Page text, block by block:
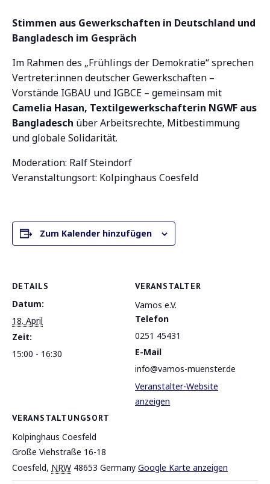
Stimmen aus Gewerkschaften in Deutschland und
Bangladesch im Gespräch
Im Rahmen des „Frühlings der Demokratie“ sprechen
Vertreter:innen deutscher Gewerkschaften –
Vorstände IGBAU und IGBCE – gemeinsam mit
Camelia Hasan, Textilgewerkschafterin NGWF aus
Bangladesch über Arbeitsrechte, Mitbestimmung
und globale Solidarität.
Moderation: Ralf Steindorf
Veranstaltungsort: Kolpinghaus Coesfeld
Zum Kalender hinzufügen
DETAILS
Datum:
18. April
Zeit:
15:00 - 16:30
VERANSTALTUNGSORT
Kolpinghaus Coesfeld
Große Viehstraße 16-18
Coesfeld, NRW 48653 Germany Google Karte anzeigen
VERANSTALTER
Vamos e.V.
Telefon
0251 45431
E-Mail
info@vamos-muenster.de
Veranstalter-Website
anzeigen